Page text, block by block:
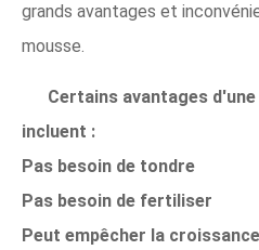
grands avantages et
mousse.
Certains avantages
incluent :
Pas besoin de tondre
Pas besoin de fertiliser
Peut empêcher la